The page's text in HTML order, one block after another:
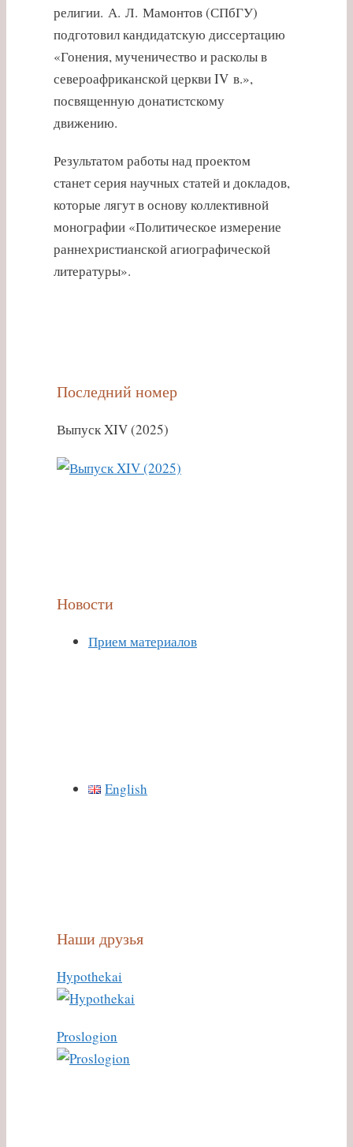
религии. А. Л. Мамонтов (СПбГУ)
подготовил кандидатскую диссертацию
«Гонения, мученичество и расколы в
североафриканской церкви IV в.»,
посвященную донатистскому
движению.
Результатом работы над проектом
станет серия научных статей и докладов,
которые лягут в основу коллективной
монографии «Политическое измерение
раннехристианской агиографической
литературы».
Последний номер
Выпуск XIV (2025)
Новости
Прием материалов
English
Наши друзья
Hypothekai
Proslogion